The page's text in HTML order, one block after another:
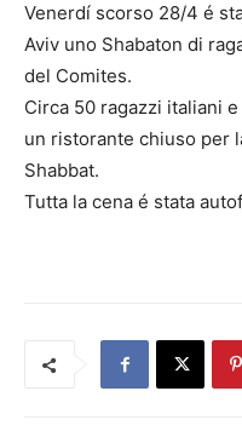
Venerdí scorso 28/4 é
Aviv uno Shabaton di
del Comites.
Circa 50 ragazzi italiani
un ristorante chiuso per
Shabbat.
Tutta la cena é stata